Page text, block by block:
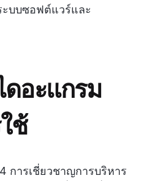
ะบบซอฟต์แวร์และ
อะแกรม
ช้
การเชี่ยวชาญการบริหาร